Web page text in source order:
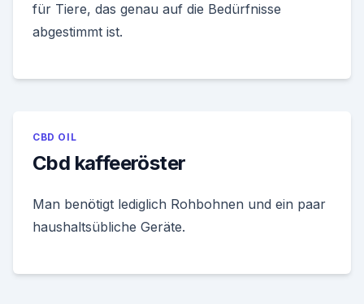
für Tiere, das genau auf die Bedürfnisse
abgestimmt ist.
CBD OIL
Cbd kaffeeröster
Man benötigt lediglich Rohbohnen und ein paar
haushaltsübliche Geräte.